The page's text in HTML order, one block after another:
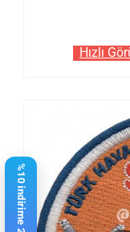
Hızlı